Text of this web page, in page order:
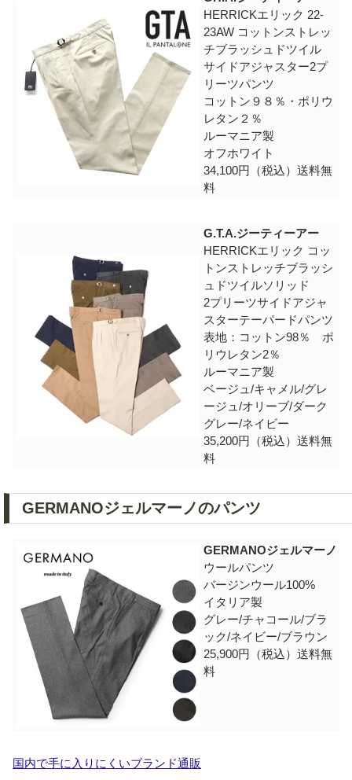
HERRICKエリック 22-
23AW コットンストレッ
チブラッシュドツイル
サイドアジャスター2プ
リーツパンツ
コットン９８％・ポリウ
レタン２％
ルーマニア製
オフホワイト
34,100円（税込）送料無
料
G.T.A.ジーティーアー
HERRICKエリック コッ
トンストレッチブラッシ
ュドツイルソリッド
2プリーツサイドアジャ
スターテーパードパンツ
表地：コットン98％ ポ
リウレタン2％
ルーマニア製
ベージュ/キャメル/グレ
ージュ/オリーブ/ダーク
グレー/ネイビー
35,200円（税込）送料無
料
GERMANOジェルマーノのパンツ
GERMANOジェルマーノ
ウールパンツ
バージンウール100%
イタリア製
グレー/チャコール/ブラ
ック/ネイビー/ブラウン
25,900円（税込）送料無
料
国内で手に入りにくいブランド通販